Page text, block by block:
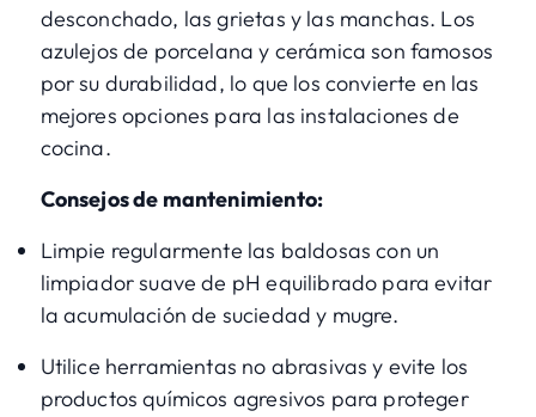
desconchado, las grietas y las manchas. Los
azulejos de porcelana y cerámica son famosos
por su durabilidad, lo que los convierte en las
mejores opciones para las instalaciones de
cocina.
Consejos de mantenimiento:
Limpie regularmente las baldosas con un
limpiador suave de pH equilibrado para evitar
la acumulación de suciedad y mugre.
Utilice herramientas no abrasivas y evite los
productos químicos agresivos para proteger